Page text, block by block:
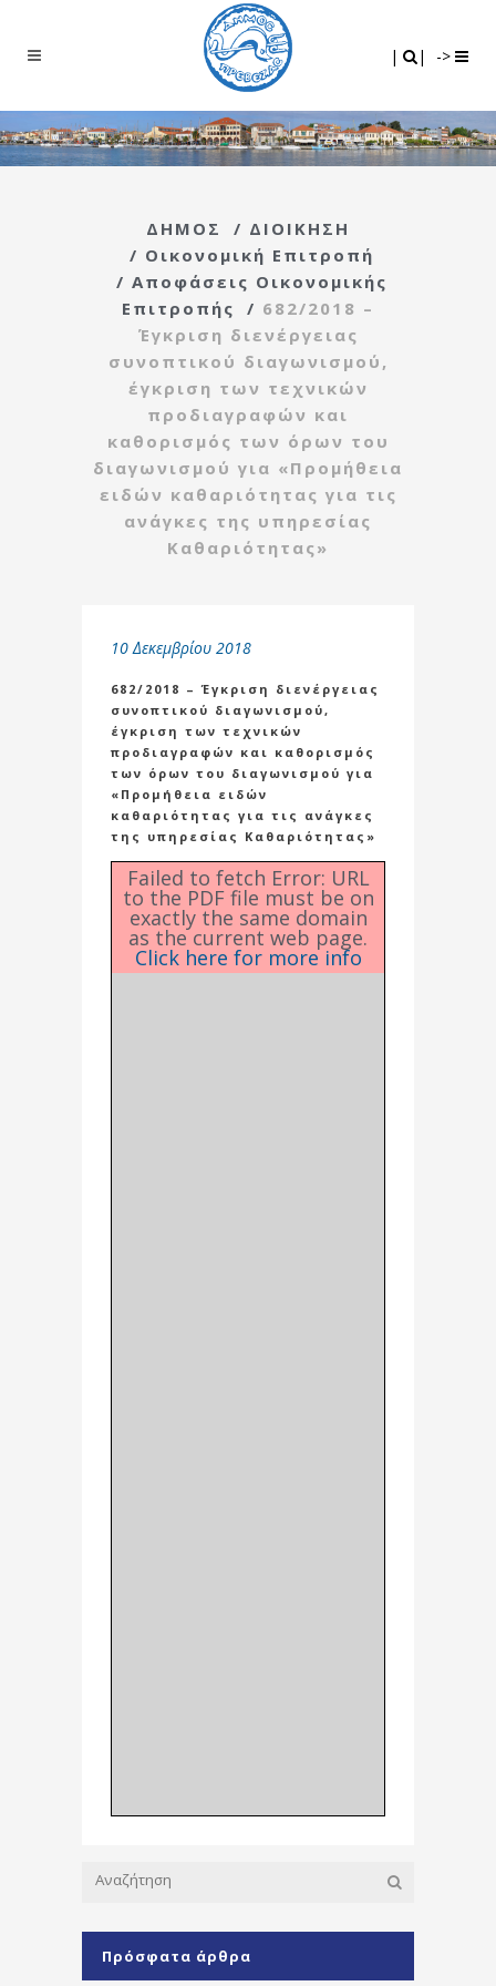
| | ->
ΔΗΜΟΣ / ΔΙΟΙΚΗΣΗ
/ Οικονομική Επιτροπή
/ Αποφάσεις Οικονομικής
Επιτροπής
/ 682/2018 –
Έγκριση διενέργειας
συνοπτικού διαγωνισμού,
έγκριση των τεχνικών
προδιαγραφών και
καθορισμός των όρων του
διαγωνισμού για «Προμήθεια
ειδών καθαριότητας για τις
ανάγκες της υπηρεσίας
Καθαριότητας»
10 Δεκεμβρίου 2018
682/2018 – Έγκριση διενέργειας
συνοπτικού διαγωνισμού,
έγκριση των τεχνικών
προδιαγραφών και καθορισμός
των όρων του διαγωνισμού για
«Προμήθεια ειδών
καθαριότητας για τις ανάγκες
της υπηρεσίας Καθαριότητας»
Failed to fetch Error: URL
to the PDF file must be on
exactly the same domain
as the current web page.
Click here for more info
Πρόσφατα άρθρα